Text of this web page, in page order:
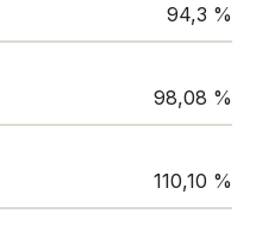
94,3 %
98,08 %
110,10 %